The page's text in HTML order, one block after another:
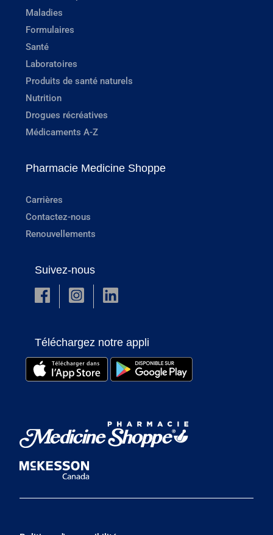
Maladies
Formulaires
Santé
Laboratoires
Produits de santé naturels
Nutrition
Drogues récréatives
Médicaments A-Z
Pharmacie Medicine Shoppe
Carrières
Contactez-nous
Renouvellements
Suivez-nous
Téléchargez notre appli